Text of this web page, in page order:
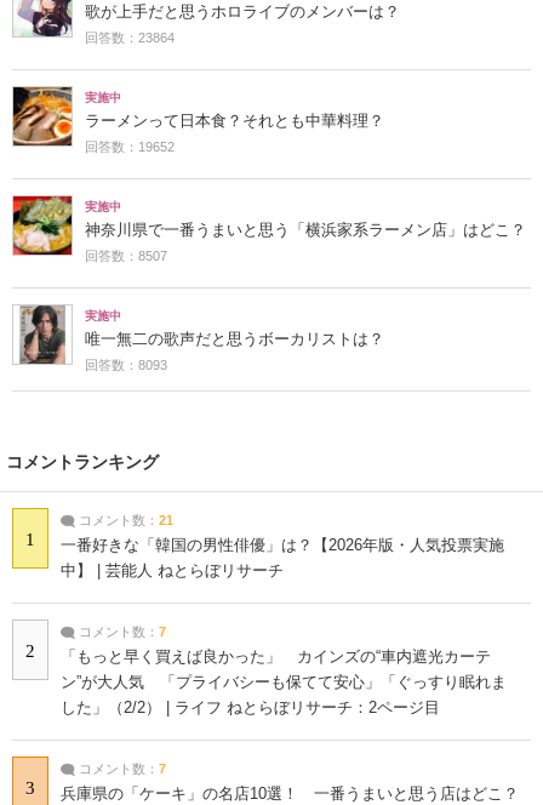
歌が上手だと思うホロライブのメンバーは？
回答数：23864
実施中
ラーメンって日本食？それとも中華料理？
回答数：19652
実施中
神奈川県で一番うまいと思う「横浜家系ラーメン店」はどこ？
回答数：8507
実施中
唯一無二の歌声だと思うボーカリストは？
回答数：8093
コメントランキング
1
コメント数： 21
一番好きな「韓国の男性俳優」は？【2026年版・人気投票実施
中】 | 芸能人 ねとらぼリサーチ
2
コメント数： 7
「もっと早く買えば良かった」 カインズの“車内遮光カーテ
ン”が大人気 「プライバシーも保てて安心」「ぐっすり眠れま
した」（2/2） | ライフ ねとらぼリサーチ：2ページ目
3
コメント数： 7
兵庫県の「ケーキ」の名店10選！ 一番うまいと思う店はどこ？